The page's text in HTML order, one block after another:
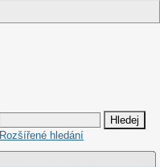
Rozšířené hledání